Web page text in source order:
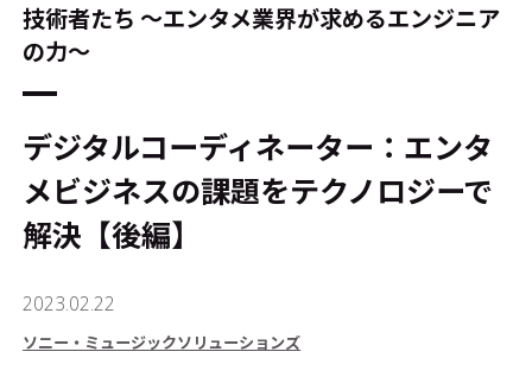
技術者たち ～エンタメ業界が求めるエンジニア
の力～
デジタルコーディネーター：エンタ
メビジネスの課題をテクノロジーで
解決【後編】
2023.02.22
ソニー・ミュージックソリューションズ